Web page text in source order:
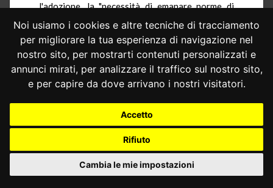
Noi usiamo i cookies e altre tecniche di tracciamento
per migliorare la tua esperienza di navigazione nel
nostro sito, per mostrarti contenuti personalizzati e
annunci mirati, per analizzare il traffico sul nostro sito,
e per capire da dove arrivano i nostri visitatori.
Accetto
Rifiuto
Cambia le mie impostazioni
l'adozione, la "necessità di emanare norme di
carattere tecnico, uniformi a livello nazionale",
argomento questo in cui è dato cogliere un
riferimento a quella giurisprudenza della Corte
secondo la quale il potere ministeriale di
emanare direttive o norme tecniche, rispondenti
a finalità generali che trascendono gli interessi
attribuite alle Regioni e alle Province autonome,
non è lesivo delle competenze di queste ultime
sentenze nn. 356 del 1994,
del 1988).
Ma neanche questa via può essere utilmente